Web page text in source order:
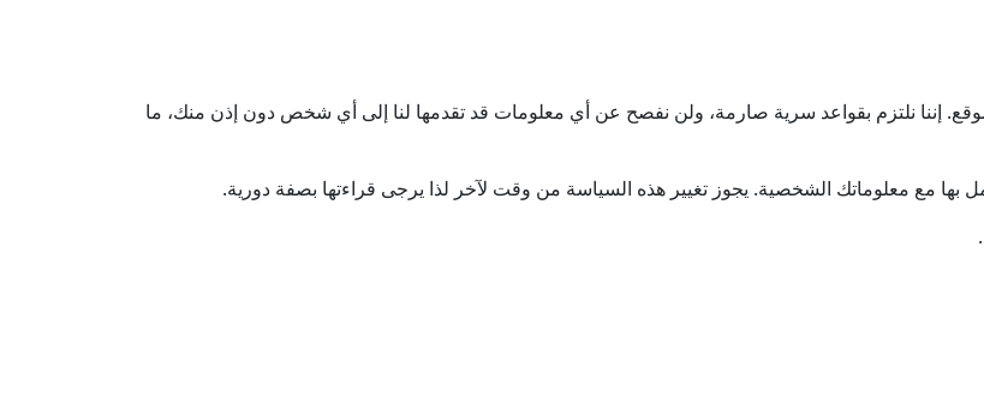
إننا نلتزم بقواعد سرية صارمة، ولن نفصح عن أي معلومات قد تقدمها لنا إلى أي شخص دون إذن منك، ما
بها مع معلوماتك الشخصية. يجوز تغيير هذه السياسة من وقت لآخر لذا يرجى قراءتها بصفة دورية.